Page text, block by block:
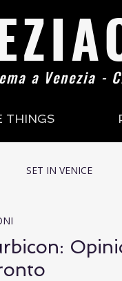
a Venezia -
THINGS
SET IN VENICE
FAVOURITE THINGS